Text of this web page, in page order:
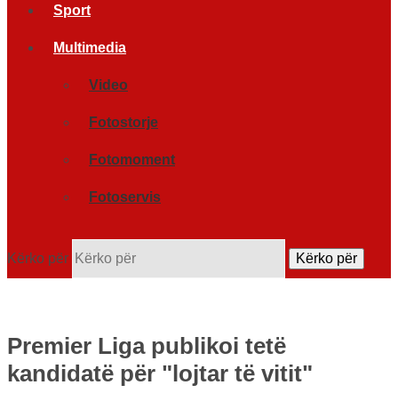
Sport
Multimedia
Video
Fotostorje
Fotomoment
Fotoservis
Kërko për Kërko për
Premier Liga publikoi tetë
kandidatë për "lojtar të vitit"